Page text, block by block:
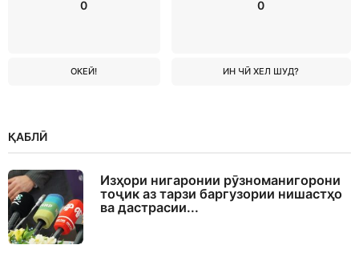
0
ОКЕЙ!
0
ИН ЧӢ ХЕЛ ШУД?
ҚАБЛӢ
Изҳори нигаронии рӯзноманигорони
тоҷик аз тарзи баргузории нишастҳо
ва дастрасии...